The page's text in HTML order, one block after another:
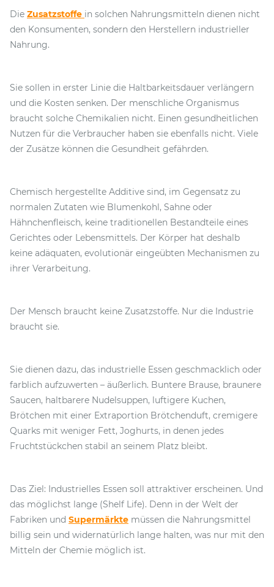
Die Zusatzstoffe in solchen Nahrungsmitteln dienen nicht
den Konsumenten, sondern den Herstellern industrieller
Nahrung.
Sie sollen in erster Linie die Haltbarkeitsdauer verlängern
und die Kosten senken. Der menschliche Organismus
braucht solche Chemikalien nicht. Einen gesundheitlichen
Nutzen für die Verbraucher haben sie ebenfalls nicht. Viele
der Zusätze können die Gesundheit gefährden.
Chemisch hergestellte Additive sind, im Gegensatz zu
normalen Zutaten wie Blumenkohl, Sahne oder
Hähnchenfleisch, keine traditionellen Bestandteile eines
Gerichtes oder Lebensmittels. Der Körper hat deshalb
keine adäquaten, evolutionär eingeübten Mechanismen zu
ihrer Verarbeitung.
Der Mensch braucht keine Zusatzstoffe. Nur die Industrie
braucht sie.
Sie dienen dazu, das industrielle Essen geschmacklich oder
farblich aufzuwerten – äußerlich. Buntere Brause, braunere
Saucen, haltbarere Nudelsuppen, luftigere Kuchen,
Brötchen mit einer Extraportion Brötchenduft, cremigere
Quarks mit weniger Fett, Joghurts, in denen jedes
Fruchtstückchen stabil an seinem Platz bleibt.
Das Ziel: Industrielles Essen soll attraktiver erscheinen. Und
das möglichst lange (Shelf Life). Denn in der Welt der
Fabriken und Supermärkte müssen die Nahrungsmittel
billig sein und widernatürlich lange halten, was nur mit den
Mitteln der Chemie möglich ist.